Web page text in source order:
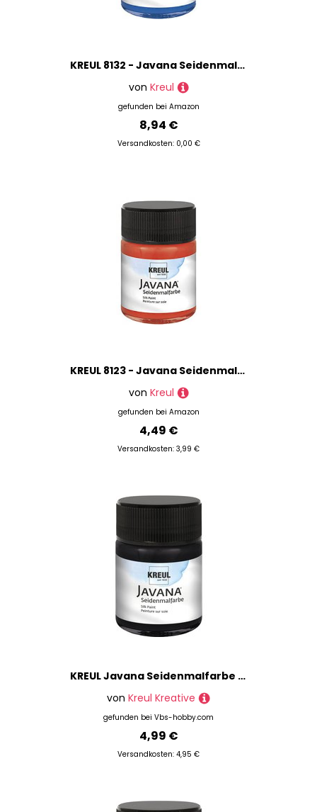
KREUL 8132 - Javana Seidenmalfarbe im 50 ml Glas, royalblau, hochpigmentierte und brillante Farbe auf Wasserbasis, mit fließend flüssigem Charakter, dringt tief in die Fasern ein
von Kreul
gefunden bei Amazon
8,94 €
Versandkosten: 0,00 €
KREUL 8123 - Javana Seidenmalfarbe im 50 ml Glas, rosenrot, hochpigmentierte und brillante Farbe auf Wasserbasis, mit fließend flüssigem Charakter, dringt tief in die Fasern ein
von Kreul
gefunden bei Amazon
4,49 €
Versandkosten: 3,99 €
KREUL Javana Seidenmalfarbe "Deckschwarz"
von Kreul Kreative
gefunden bei Vbs-hobby.com
4,99 €
Versandkosten: 4,95 €